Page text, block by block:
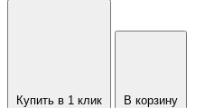
Купить в 1 клик В корзину